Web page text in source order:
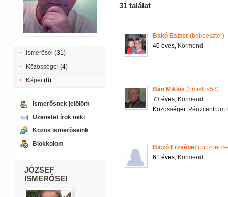
Ismerősei (31)
Közösségei (4)
Képei (8)
Ismerősnek jelölöm
Üzenetet írok neki
Közös ismerőseink
Blokkolom
JÓZSEF
ISMERŐSEI
31 találat
Bakó Eszter (bakoeszter)
40 éves, Körmend
Bán Miklós (bmiklos53)
73 éves, Körmend
Közösségei: Pénzcentrum
Biczó Erzsébet
61 éves, Körmend